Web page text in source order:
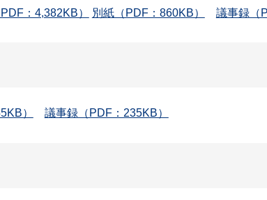
：4,382KB） 別紙（PDF：860KB） 議事録（
） 議事録（PDF：235KB）